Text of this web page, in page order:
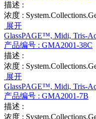
描述 :
浓度 :
展开
GlassPAGE™, Midi, Tris-
产品编号 : GMA2001-38C
描述 :
浓度 :
展开
GlassPAGE™, Midi, Tris-
产品编号 : GMA2001-7B
描述 :
浓度 :